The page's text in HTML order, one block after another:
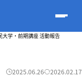
学・前期講座 活動報告
2025.06.26 2026.02.17